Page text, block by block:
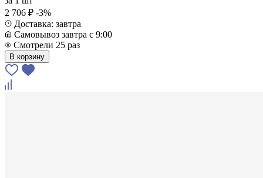
2 706 ₽ -3%
Доставка: завтра
Самовывоз завтра с 9:00
Смотрели 25 раз
В корзину